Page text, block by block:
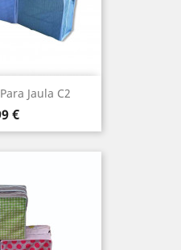
Jaula C2
€